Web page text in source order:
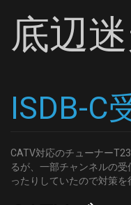
底辺
ISDB-C
CATV対応のチューナー
るが、一部チャンネルの
ったりしていたので対策を